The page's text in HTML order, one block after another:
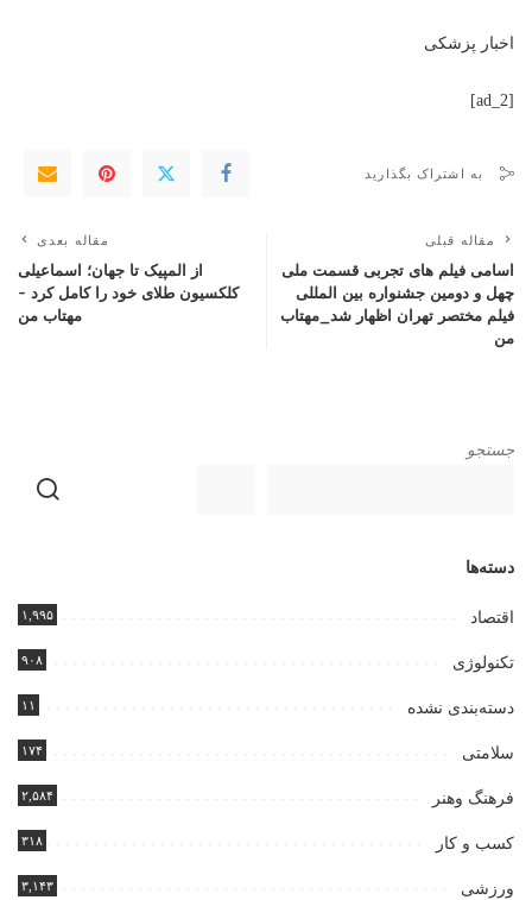
اخبار پزشکی
[ad_2]
به اشتراک بگذارید
مقاله قبلی
اسامی فیلم های تجربی قسمت ملی
چهل و دومین جشنواره بین المللی
فیلم مختصر تهران اظهار شد_مهتاب
من
مقاله بعدی
از المپیک تا جهان؛ اسماعیلی
کلکسیون طلای خود را کامل کرد –
مهتاب من
جستجو
دسته‌ها
اقتصاد ۱,۹۹۵
تکنولوژی ۹۰۸
دسته‌بندی نشده ۱۱
سلامتی ۱۷۴
فرهنگ وهنر ۲,۵۸۴
کسب و کار ۳۱۸
ورزشی ۳,۱۴۳